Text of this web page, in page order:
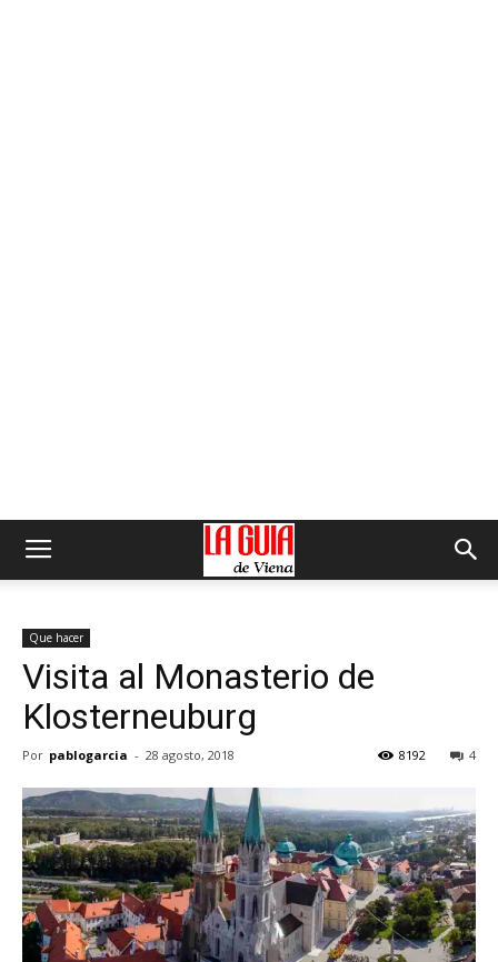
Que hacer
Visita al Monasterio de
Klosterneuburg
Por pablogarcia - 28 agosto, 2018 4
8192